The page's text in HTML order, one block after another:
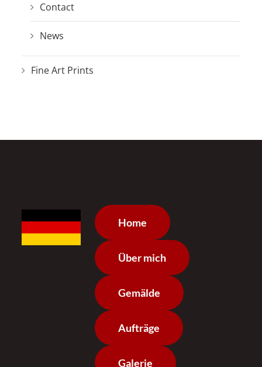
Contact
News
Fine Art Prints
Home
Über mich
Gemälde
Aufträge
Galerie